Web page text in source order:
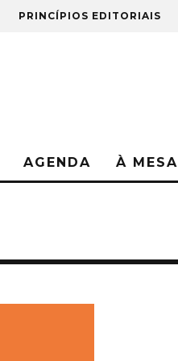
PRINCÍPIOS EDITORIAIS
AGENDA À MESA